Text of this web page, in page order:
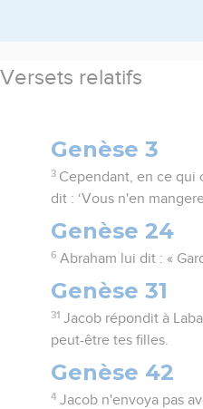
Versets relatifs
Genèse 3
3 Cependant, en ce qui
dit : ‘Vous n'en
Genèse 24
6 Abraham lui dit : «
Genèse 31
31 Jacob répondit à
peut-être tes filles.
Genèse 42
4 Jacob n'envoya pas